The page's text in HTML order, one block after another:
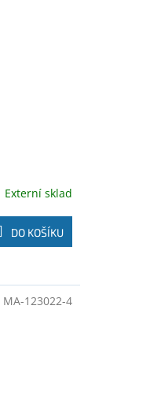
Externí sklad
DO KOŠÍKU
MA-123022-4